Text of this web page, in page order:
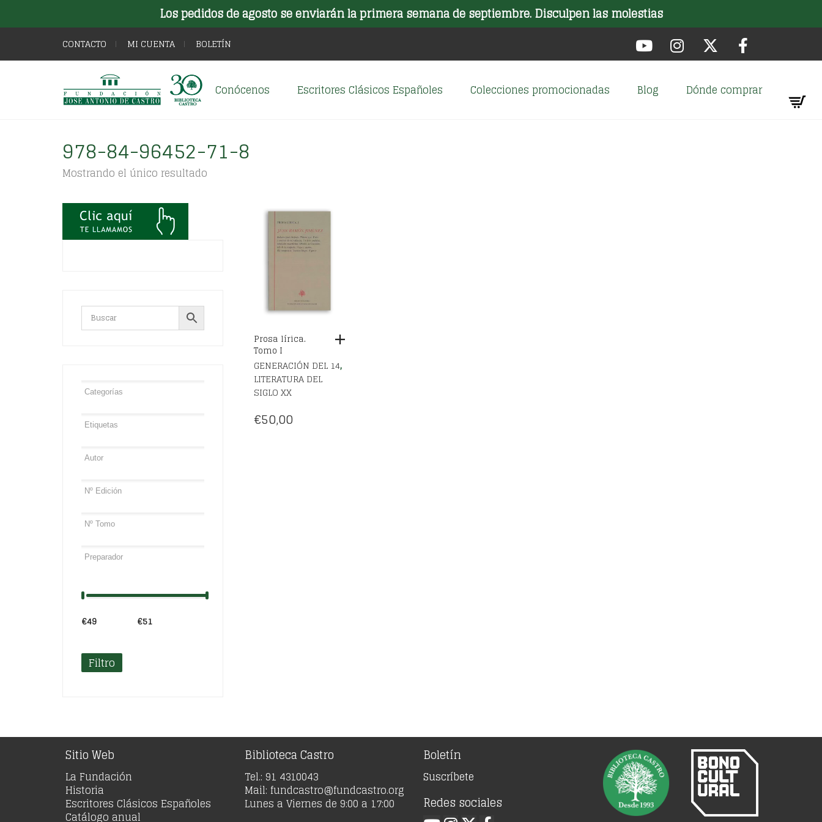
Los pedidos de agosto se enviarán la primera semana de septiembre. Disculpen las molestias
CONTACTO MI CUENTA BOLETÍN
Conócenos Escritores Clásicos Españoles Colecciones promocionadas Blog Dónde comprar
978-84-96452-71-8
Mostrando el único resultado
Prosa lírica.
Tomo I
GENERACIÓN DEL 14,
LITERATURA DEL
SIGLO XX
€50,00
€49 €51
Filtro
Sitio Web
La Fundación
Historia
Escritores Clásicos Españoles
Catálogo anual
Biblioteca Castro
Tel.: 91 4310043
Mail: fundcastro@fundcastro.org
Lunes a Viernes de 9:00 a 17:00
Boletín
Suscríbete
Redes sociales